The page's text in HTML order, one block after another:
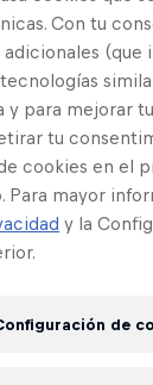
Con tu
(que
y para mejorar
tu
cookies en el
Para mayor
y la
de